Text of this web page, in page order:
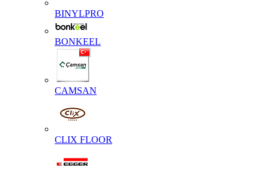
BINYLPRO
BONKEEL
CAMSAN
CLIX FLOOR